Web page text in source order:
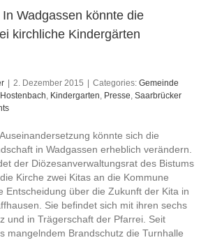
Wadgassen könnte die
kirchliche Kindergärten
2. Dezember 2015 Categories: Gemeinde
Hostenbach, Kindergarten, Presse, Saarbrücker
könnte sich die
in Wadgassen erheblich verändern.
der Diözesanverwaltungsrat des Bistums
Kirche zwei Kitas an die Kommune
Entscheidung über die Zukunft der Kita in
Sie befindet sich mit ihren sechs
und in Trägerschaft der Pfarrei. Seit
mangelndem Brandschutz die Turnhalle